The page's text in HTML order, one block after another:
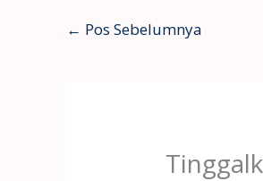
← Pos Sebelumnya